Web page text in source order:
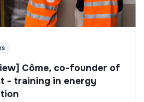
Côme, co-founder of
- training in energy